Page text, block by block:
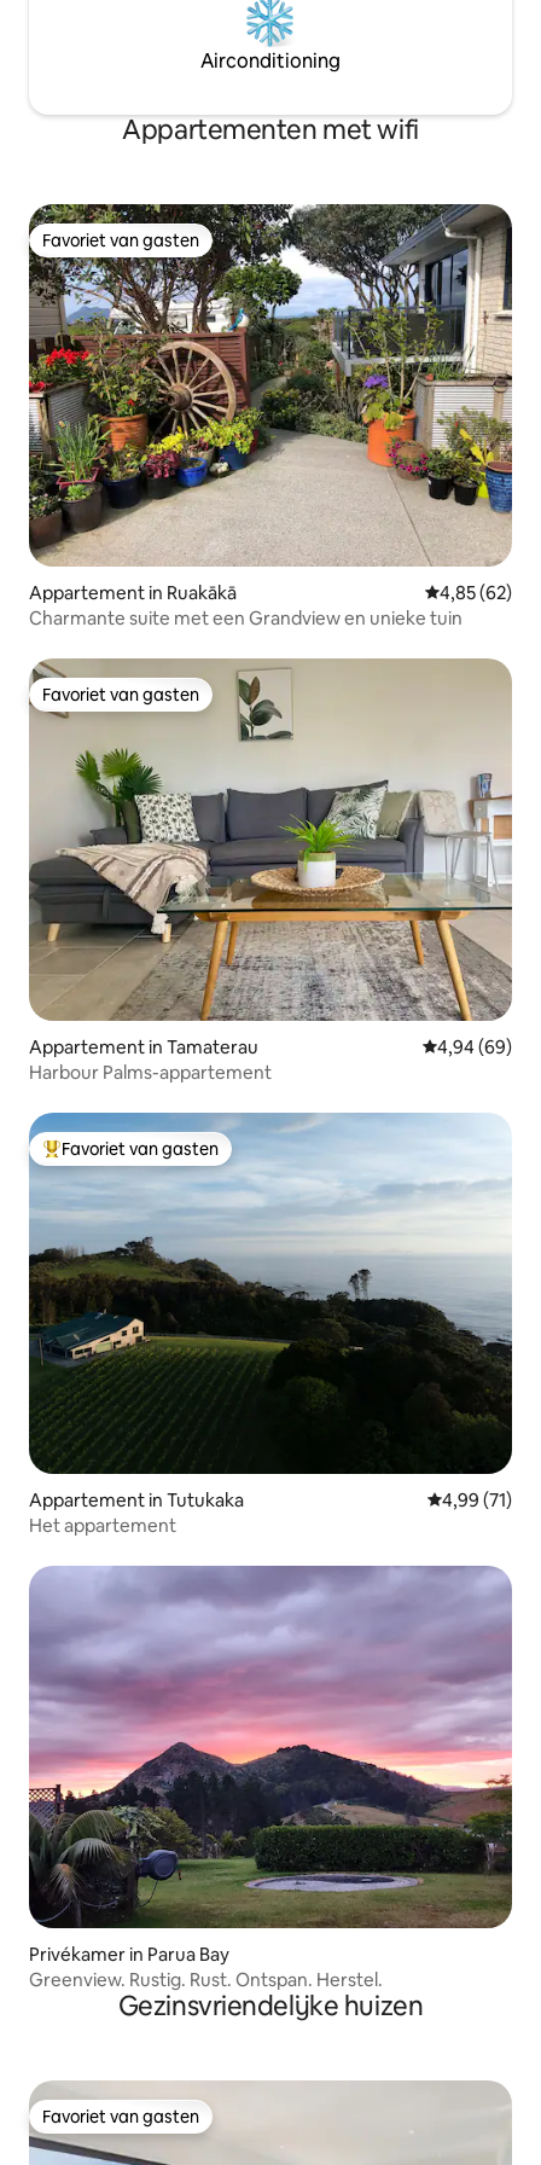
Airconditioning
Appartementen met wifi
Favoriet van gasten
Favoriet van gasten
Appartement in Ruakākā Gemiddelde
4,85 (62)
Charmante suite met een Grandview en unieke tuin
Favoriet van gasten
Favoriet van gasten
Appartement in Tamaterau Gemiddelde
4,94 (69)
Harbour Palms-appartement
Topfavoriet van gasten
Favoriet van gasten
Appartement in Tutukaka Gemiddelde
4,99 (71)
Het appartement
Privékamer in Parua Bay
Greenview. Rustig. Rust. Ontspan. Herstel.
Gezinsvriendelijke huizen
Favoriet van gasten
Favoriet van gasten